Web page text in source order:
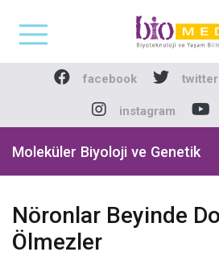
Biomedya -
facebook twitter
instagram
Moleküler Biyoloji ve Genetik
Nöronlar Beyinde
Ölmezler